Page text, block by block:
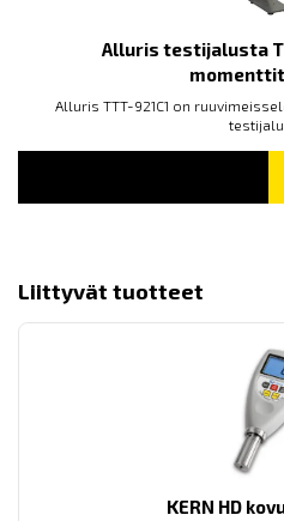
Alluris testijalusta
Alluris TTT-921C1 on
Liittyvät tuotteet
KERN HD